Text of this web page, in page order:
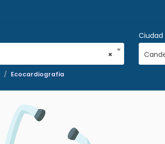
×
Ciudad
Ecocardiografia